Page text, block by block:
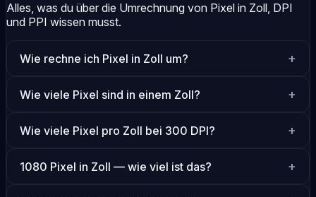
Alles, was du über die Umrechnung von Pixel in Zoll, DPI
und PPI wissen musst.
Wie rechne ich Pixel in Zoll um?
Wie viele Pixel sind in einem Zoll?
Wie viele Pixel pro Zoll bei 300 DPI?
1080 Pixel in Zoll — wie viel ist das?